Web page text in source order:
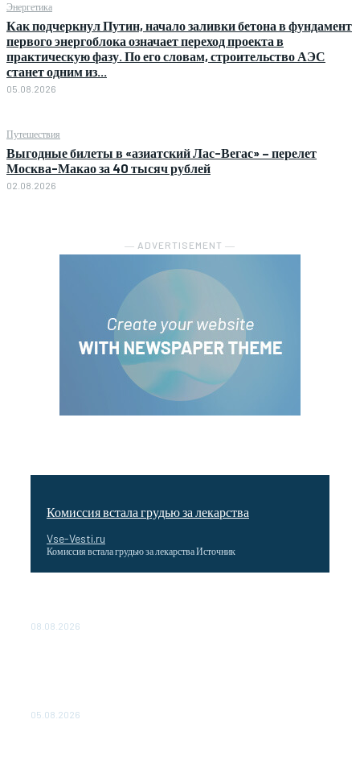
Энергетика
Как подчеркнул Путин, начало заливки бетона в фундамент
первого энергоблока означает переход проекта в
практическую фазу. По его словам, строительство АЭС
станет одним из...
05.08.2026
Путешествия
Выгодные билеты в «азиатский Лас-Вегас» – перелет
Москва-Макао за 40 тысяч рублей
02.08.2026
― ADVERTISEMENT ―
Комиссия встала грудью за лекарства
Vse-Vesti.ru
Комиссия встала грудью за лекарства Источник
08.08.2026
05.08.2026